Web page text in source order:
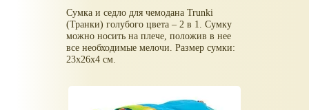
Сумка и седло для чемодана Trunki
(Транки) голубого цвета – 2 в 1. Сумку
можно носить на плече, положив в нее
все необходимые мелочи. Размер сумки:
23х26x4 см.